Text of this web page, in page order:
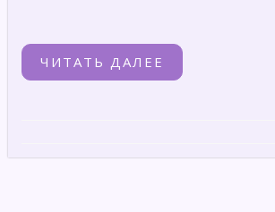
ЧИТАТЬ ДАЛЕЕ